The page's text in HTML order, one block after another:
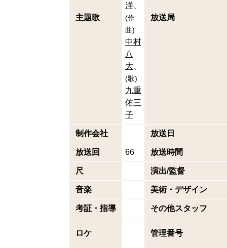
主題歌
洋
(作
曲)
中村
八
大
(歌)
九重
佑三
子
放送局
制作会社 放送日
放送回 66 放送時間
尺 演出/監督
音楽 美術・デザイン
考証・指導 その他スタッフ
ロケ 管理番号